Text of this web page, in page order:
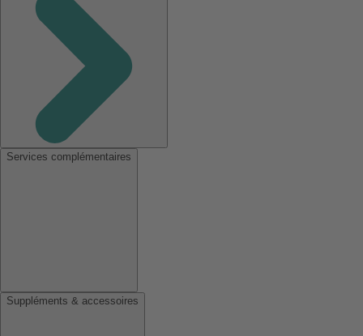
Services complémentaires
Suppléments & accessoires